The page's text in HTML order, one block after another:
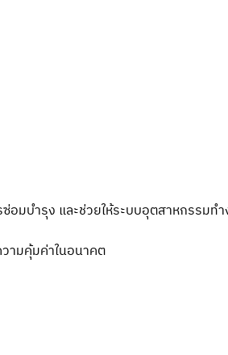
มบำรุง และช่วยให้ระบบอุตสาหกรรมท
วามคุ้มค่าในอนาคต